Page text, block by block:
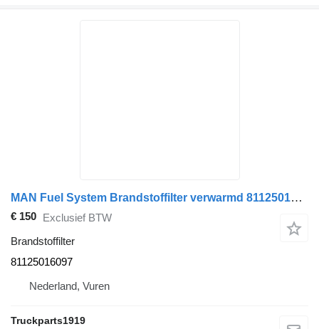
MAN Fuel System Brandstoffilter verwarmd 81125016097 voor van
€ 150 Exclusief BTW
Brandstoffilter
81125016097
Nederland, Vuren
Truckparts1919